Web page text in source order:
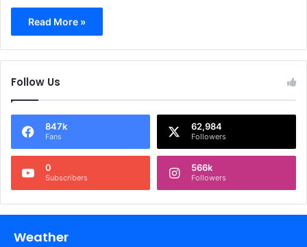
Read More »
Follow Us
847k
Fans
62,984
Followers
0
Subscribers
566k
Followers
Weather